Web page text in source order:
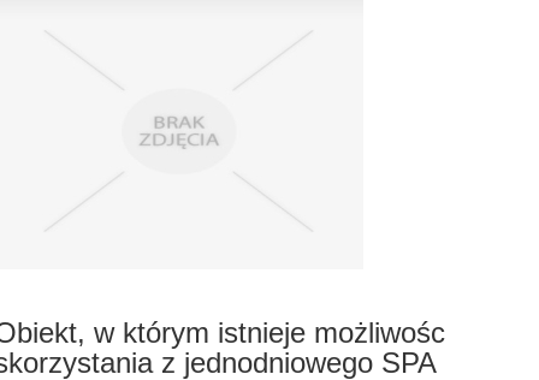
w którym istnieje możliwośc
z jednodniowego SPA